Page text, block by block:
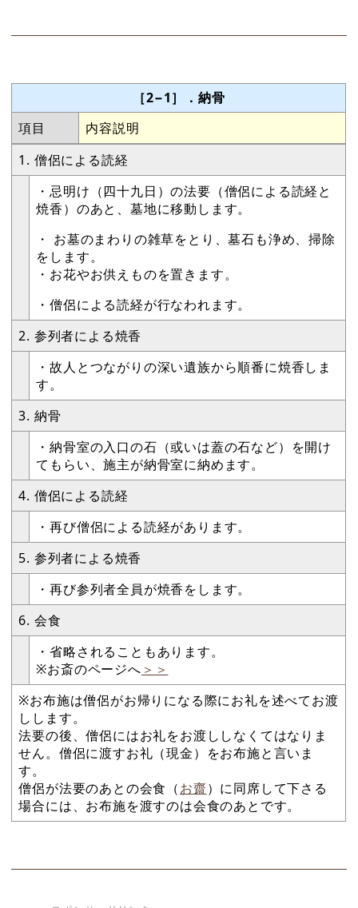
［2−1］．納骨
項目
内容説明
1. 僧侶による読経
・忌明け（四十九日）の法要（僧侶による読経と
焼香）のあと、墓地に移動します。
・ お墓のまわりの雑草をとり、墓石も浄め、掃除
をします。
・お花やお供えものを置きます。
・僧侶による読経が行なわれます。
2. 参列者による焼香
・故人とつながりの深い遺族から順番に焼香しま
す。
3. 納骨
・納骨室の入口の石（或いは蓋の石など）を開け
てもらい、施主が納骨室に納めます。
4. 僧侶による読経
・再び僧侶による読経があります。
5. 参列者による焼香
・再び参列者全員が焼香をします。
6. 会食
・省略されることもあります。
※お斎のページへ ＞＞
※お布施は僧侶がお帰りになる際にお礼を述べてお渡
しします。
法要の後、僧侶にはお礼をお渡ししなくてはなりま
せん。僧侶に渡すお礼（現金）をお布施と言いま
す。
僧侶が法要のあとの会食（お齋）に同席して下さる
場合には、お布施を渡すのは会食のあとです。